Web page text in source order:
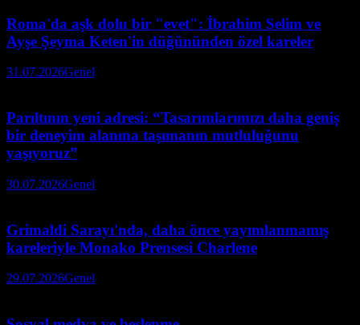
Roma'da aşk dolu bir "evet": İbrahim Selim ve
Ayşe Şeyma Keten'in düğününden özel kareler
31.07.2026Genel
Parıltının yeni adresi: “Tasarımlarımızı daha geniş
bir deneyim alanına taşımanın mutluluğunu
yaşıyoruz”
30.07.2026Genel
Grimaldi Sarayı'nda, daha önce yayımlanmamış
kareleriyle Monako Prensesi Charlene
29.07.2026Genel